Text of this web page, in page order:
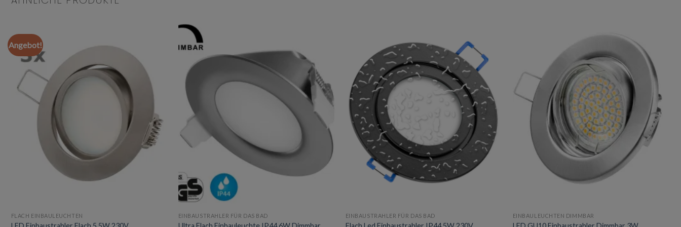
Angebot!
Add to
wishlist
FLACH EINBAULEUCHTEN
Add to
wishlist
EINBAUSTRAHLER FÜR DAS BAD
Add to
wishlist
EINBAUSTRAHLER FÜR DAS BAD
Add to
wishlist
EINBAULEUCHTEN DIMMBAR